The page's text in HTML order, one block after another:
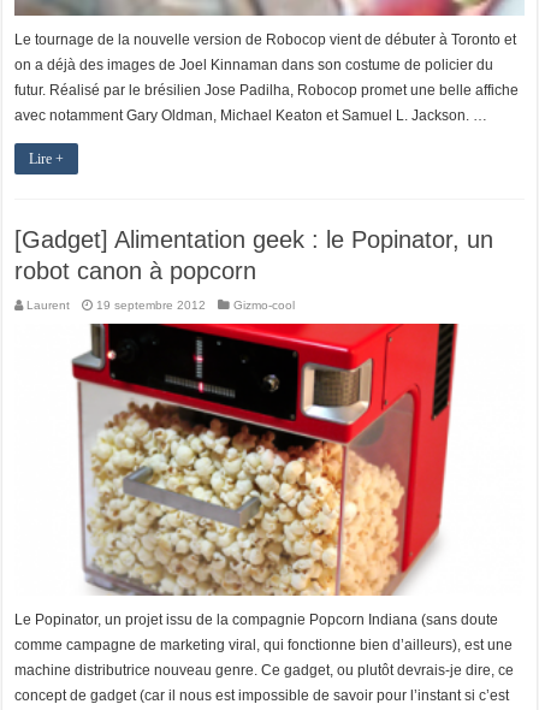
Le tournage de la nouvelle version de Robocop vient de débuter à Toronto et
on a déjà des images de Joel Kinnaman dans son costume de policier du
futur. Réalisé par le brésilien Jose Padilha, Robocop promet une belle affiche
avec notamment Gary Oldman, Michael Keaton et Samuel L. Jackson. …
Lire +
[Gadget] Alimentation geek : le Popinator, un
robot canon à popcorn
Laurent 19 septembre 2012 Gizmo-cool
Le Popinator, un projet issu de la compagnie Popcorn Indiana (sans doute
comme campagne de marketing viral, qui fonctionne bien d’ailleurs), est une
machine distributrice nouveau genre. Ce gadget, ou plutôt devrais-je dire, ce
concept de gadget (car il nous est impossible de savoir pour l’instant si c’est